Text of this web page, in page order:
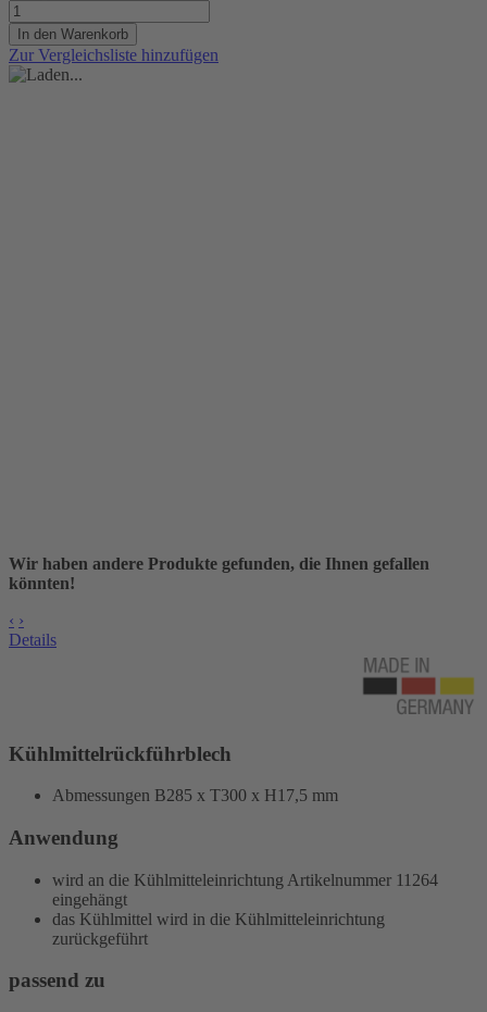
In den Warenkorb
Zur Vergleichsliste hinzufügen
Wir haben andere Produkte gefunden, die Ihnen gefallen
könnten!
‹ ›
Details
Kühlmittelrückführblech
Abmessungen B285 x T300 x H17,5 mm
Anwendung
wird an die Kühlmitteleinrichtung Artikelnummer 11264
eingehängt
das Kühlmittel wird in die Kühlmitteleinrichtung
zurückgeführt
passend zu